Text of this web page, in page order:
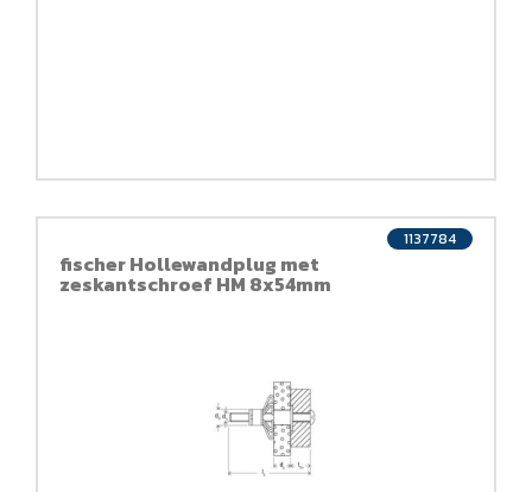
fischer Hollewandplug met
zeskantschroef HM 8x54mm
1137784